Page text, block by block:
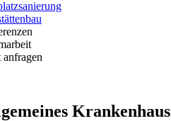
anfragen
Krankenhaus